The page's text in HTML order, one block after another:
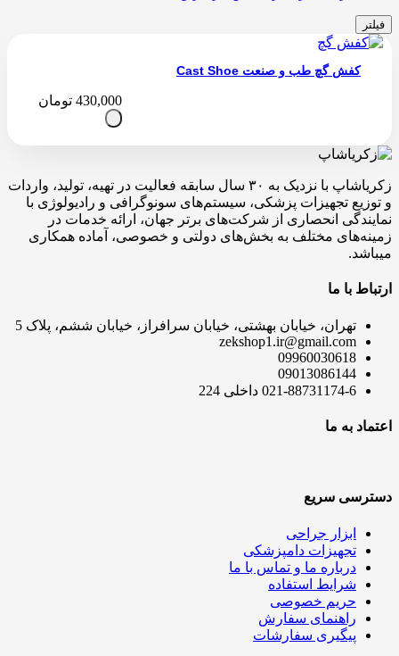
فیلتر
کفش گچ طب و صنعت Cast Shoe
430,000 تومان
زکریاشاپ با نزدیک به ۳۰ سال سابقه فعالیت در تهیه، تولید، واردات
و توزیع تجهیزات پزشکی، سیستم‌های سونوگرافی و رادیولوژی با
نمایندگی انحصاری از شرکت‌های برتر جهان، ارائه خدمات در
زمینه‌های مختلف به بخش‌های دولتی و خصوصی، آماده همکاری
میباشد.
ارتباط با ما
تهران، خیابان بهشتی، خیابان سرافراز، خیابان ششم، پلاک 5
zekshop1.ir@gmail.com
09960030618
09013086144
021-88731174-6 داخلی 224
اعتماد به ما
دسترسی سریع
ابزار جراحی
تجهیزات دامپزشکی
درباره ما و تماس با ما
شرایط استفاده
حریم خصوصی
راهنمای سفارش
پیگیری سفارشات